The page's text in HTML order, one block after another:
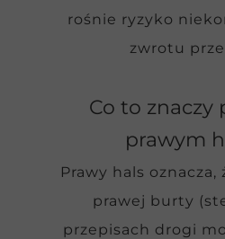
rośnie ryzyko
zwrotu
Co to znaczy
prawym
Prawy hals
prawej burty
przepisach drogi